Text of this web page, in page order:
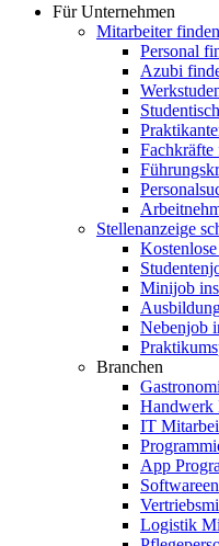
Für Unternehmen
Mitarbeiter finden
Personal
Azubi
Fachkräfte
Stellenanzeige
Minijob
Nebenjob
Branchen
Handwerk
IT
App
Logistik